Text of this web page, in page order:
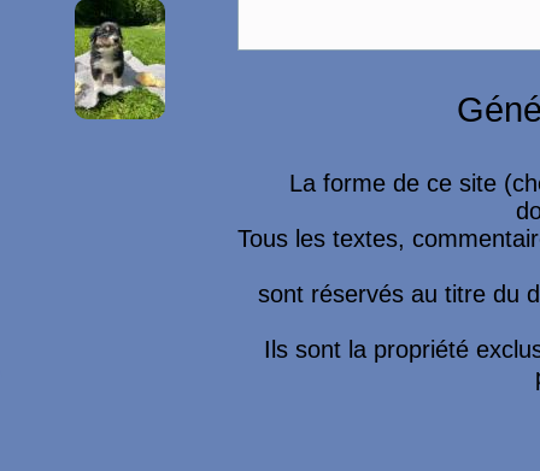
La forme de ce site
Tous les textes,
sont réservés au titre du
Ils sont la propriété